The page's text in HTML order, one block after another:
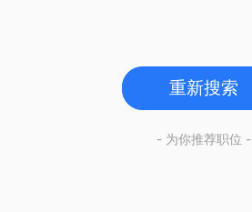
重新搜索
- 为你推荐职位 -